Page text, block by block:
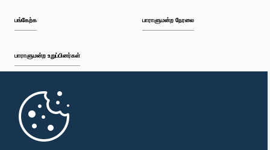
பங்கேற்க
பாராளுமன்ற உறுப்பினர்கள்
முதற்பக்கம்
பாராளுமன்ற நேரலை
பாராளுமன்ற கையடக்க செயலி